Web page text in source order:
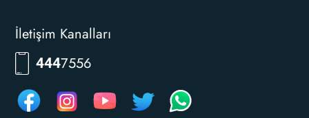
İletişim Kanalları
4447556